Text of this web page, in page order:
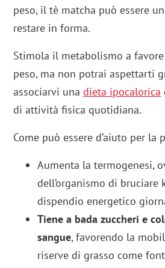
peso, il tè matcha può essere
restare in forma.
Stimola il metabolismo a
peso, ma non potrai aspettarti
associarvi unadieta ipocalorica
di attività fisica quotidiana.
Come può essere d’aiuto per la
Aumenta la termogenesi,
dell’organismo di bruciare
dispendio energetico
Tiene a bada zuccheri e
sangue, favorendo la
riserve di grasso come